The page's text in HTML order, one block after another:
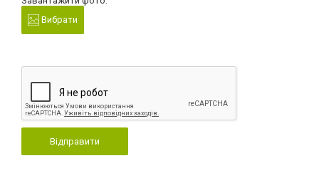
Вибрати
Відправити